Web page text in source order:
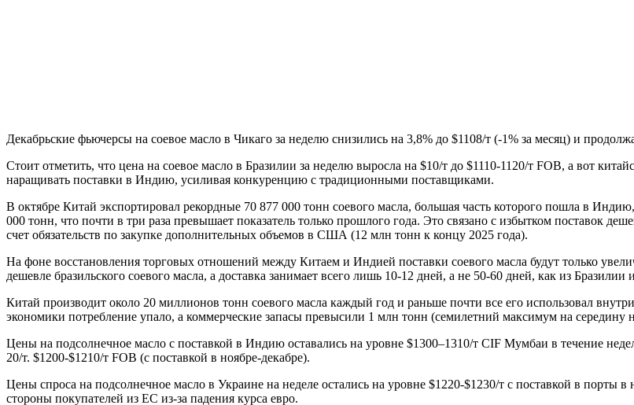
Декабрьские фьючерсы на соевое масло в Чикаго за неделю снизились на 3,8% до $1108/т (-1% за месяц) и
Стоит отметить, что цена на соевое масло в Бразилии за неделю выросла на $10/т до $1110-1120/т FOB, а вот
наращивать поставки в Индию, усиливая конкуренцию с традиционными поставщиками.
В октябре Китай экспортировал рекордные 70 877 000 тонн соевого масла, большая часть которого пошла в
000 тонн, что почти в три раза превышает показатель только прошлого года. Это связано с избытком поставок
счет обязательств по закупке дополнительных объемов в США (12 млн тонн к концу 2025 года).
На фоне восстановления торговых отношений между Китаем и Индией поставки соевого масла будут только
дешевле бразильского соевого масла, а доставка занимает всего лишь 10-12 дней, а не 50-60 дней, как из
Китай производит около 20 миллионов тонн соевого масла каждый год и раньше почти все его использовал
экономики потребление упало, а коммерческие запасы превысили 1 млн тонн (семилетний максимум на середину
Цены на подсолнечное масло с поставкой в Индию оставались на уровне $1300–1310/т CIF Мумбаи в течение
20/т. $1200-$1210/т FOB (с поставкой в ноябре-декабре).
Цены спроса на подсолнечное масло в Украине на неделе остались на уровне $1220-$1230/т с поставкой в порты
стороны покупателей из ЕС из-за падения курса евро.